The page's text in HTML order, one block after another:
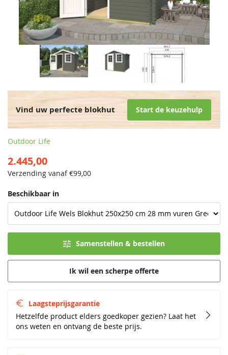
Vind uw perfecte blokhut Start de keuzehulp
Outdoor Life
2.445,00
Verzending vanaf €99,00
Beschikbaar in
Laagsteprijsgarantie
Hetzelfde product elders goedkoper gezien? Laat het
ons weten en ontvang de beste prijs.
Samenstellen & bestellen
Ik wil een scherpe offerte